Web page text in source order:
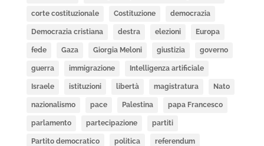
corte costituzionale Costituzione democrazia
Democrazia cristiana destra elezioni Europa
fede Gaza Giorgia Meloni giustizia governo
guerra immigrazione Intelligenza artificiale
Israele istituzioni libertà magistratura Nato
nazionalismo pace Palestina papa Francesco
parlamento partecipazione partiti
Partito democratico politica referendum